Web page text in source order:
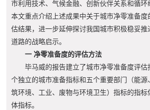
市利用技术、气候金融、创新伙伴关系和循环
本文重点介绍上述成果中关于城市净零准备
估结果，进一步延伸探讨我国城市积极稳妥推
道路的战略启示。
一 净零准备度的评估方法
毕马威的报告建立了城市净零准备度评
个独立的城市准备指标和五个重要部门（能
筑环境、工业、废物与环境卫生）指标的指
体指标。